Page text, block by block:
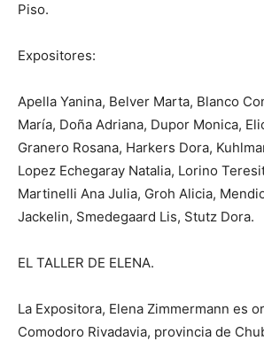
Piso.
Expositores:
Apella Yanina, Belver Marta, Blanco
María, Doña Adriana, Dupor Monica,
Granero Rosana, Harkers Dora,
Lopez Echegaray Natalia, Lorino
Martinelli Ana Julia, Groh Alicia,
Jackelin, Smedegaard Lis, Stutz Dora.
EL TALLER DE ELENA.
La Expositora, Elena Zimmermann es
Comodoro Rivadavia, provincia de